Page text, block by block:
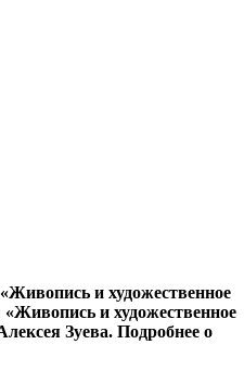
и художественное
и художественное
Зуева. Подробнее о